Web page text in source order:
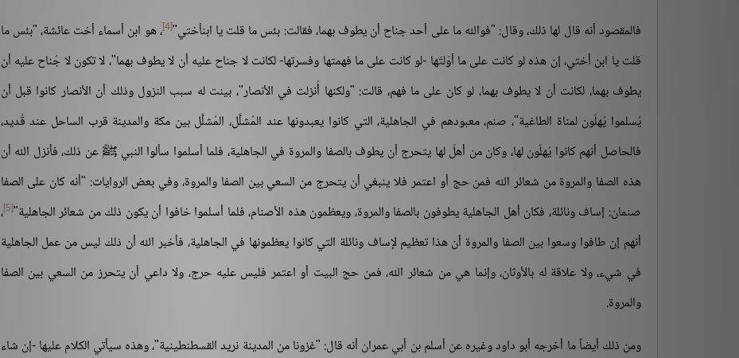
فالمقصود أنه قال لها ذلك، وقال: "فوالله ما على أحد جناح أن يطوف بهما، فقالت: بئس ما قلت يا ابنأختي"[4] ، هو ابن أسماء أخت عائشة، "بئس ما
قلت يا ابن أختي، إن هذه لو كانت على ما أوّلتَها -لو كانت على ما فهمتها وفسرتها- لكانت لا جناح عليه أن لا يطوف بهما"، لا تكون لا جُناح عليه أن
يطوف بهما، لكانت أن لا يطوف بهما، لو كان على ما فهم، قالت: "ولكنها أُنزلت في الأنصار"، بينت له سبب النزول وذلك أن الأنصار كانوا قبل أن
يُسلموا يُهلّون لمناة الطاغية"، صنم، معبودهم في الجاهلية، التي كانوا يعبدونها عند المُشلَّل، المُشلَّل بين مكة والمدينة قرب الساحل عند قُديد،
فالحاصل أنهم كانوا يُهلّون لها، وكان من أهلّ لها يتحرج أن يطوف بالصفا والمروة في الجاهلية، فلما أسلموا سألوا النبي ﷺ عن ذلك، فأنزل الله أن
هذه الصفا والمروة من شعائر الله فمن حج أو اعتمر فلا ينبغي أن يتحرج من السعي بين الصفا والمروة، وفي بعض الروايات: "أنه كان على الصفا
صنمان: إساف ونائلة، فكان أهل الجاهلية يطوفون بالصفا والمروة، ويعظمون هذه الأصنام، فلما أسلموا خافوا أن يكون ذلك من شعائر الجاهلية"[5] ،
أنهم إن طافوا وسعوا بين الصفا والمروة أن هذا تعظيم لإساف ونائلة التي كانوا يعظمونها في الجاهلية، فأخبر الله أن ذلك ليس من عمل الجاهلية
في شيء، ولا علاقة له بالأوثان، وإنما هي من شعائر الله، فمن حج البيت أو اعتمر فليس عليه حرج، ولا داعي أن يتحرز من السعي بين الصفا
والمروة.
ومن ذلك أيضاً ما أخرجه أبو داود وغيره عن أسلم بن أبي عمران أنه قال: "غزونا من المدينة نريد القسطنطينية"، وهذه سيأتي الكلام عليها -إن شاء